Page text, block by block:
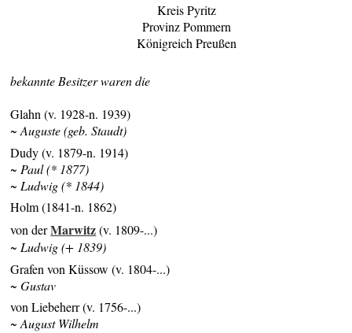
Kreis Pyritz
Provinz Pommern
Königreich Preußen
bekannte Besitzer waren die
Glahn (v. 1928-n. 1939)
~ Auguste (geb. Staudt)
Dudy (v. 1879-n. 1914)
~ Paul (* 1877)
~ Ludwig (* 1844)
Holm (1841-n. 1862)
von derMarwitz(v. 1809-...)
~ Ludwig (+ 1839)
Grafen von Küssow (v. 1804-...)
~ Gustav
von Liebeherr (v. 1756-...)
~ August Wilhelm